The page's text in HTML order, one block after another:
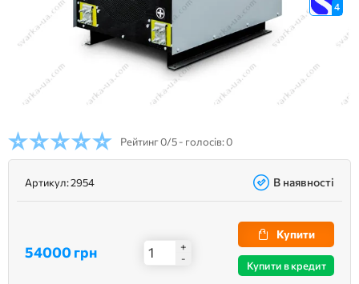
4
Рейтинг0/5 - голосів: 0
Артикул:2954 В наявності
54000 грн
+
-
Купити
Купити в кредит